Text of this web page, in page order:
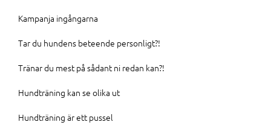
Kampanja ingångarna
Tar du hundens beteende personligt?!
Tränar du mest på sådant ni redan kan?!
Hundträning kan se olika ut
Hundträning är ett pussel